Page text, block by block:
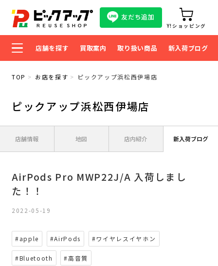
友だち追加
Y!ショッピング
店舗を探す 買取案内 取り扱い商品 新入荷ブログ
TOP お店を探す ピックアップ浜松西伊場店
ピックアップ浜松西伊場店
店舗情報 地図 店内紹介 新入荷ブログ
AirPods Pro MWP22J/A 入荷しまし
た！！
2022-05-19
#apple #AirPods #ワイヤレスイヤホン
#Bluetooth #高音質